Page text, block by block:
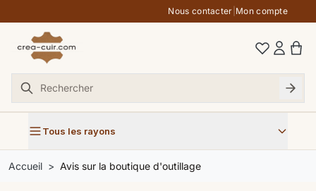
Nous contacter Mon compte
Tous les rayons
Accueil Avis sur la boutique d'outillage